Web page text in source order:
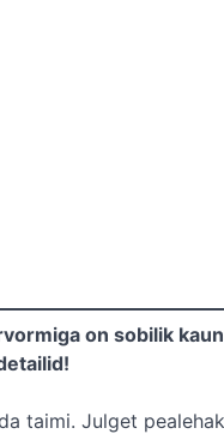
on sobilik
taimi. Julget